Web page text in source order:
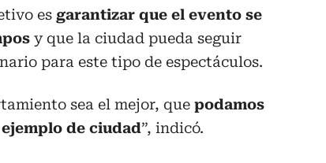
es garantizar que el evento se
y que la ciudad pueda seguir
para este tipo de espectáculos.
sea el mejor, que podamos
ejemplo de ciudad”, indicó.